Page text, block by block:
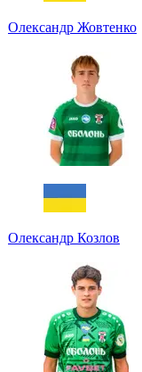
Олександр Жовтенко
Олександр Козлов